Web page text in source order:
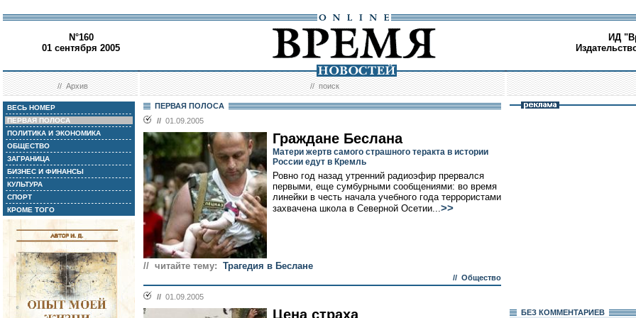
N°160
01 сентября 2005
ИД
//Архив //поиск
ВЕСЬ НОМЕР
ПЕРВАЯ ПОЛОСА
ПОЛИТИКА И ЭКОНОМИКА
ОБЩЕСТВО
ЗАГРАНИЦА
БИЗНЕС И ФИНАНСЫ
КУЛЬТУРА
СПОРТ
КРОМЕ ТОГО
ПЕРВАЯ ПОЛОСА
// 01.09.2005
Граждане Беслана
Матери жертв самого страшного теракта в истории
России едут в Кремль
Ровно год назад утренний радиоэфир прервался
первыми, еще сумбурными сообщениями: во время
линейки в честь начала учебного года террористами
захвачена школа в Северной Осетии...>>
// читайте тему: Трагедия в Беслане
// Общество
// 01.09.2005
Цена страха
БЕЗ КОМMЕНТАРИЕВ